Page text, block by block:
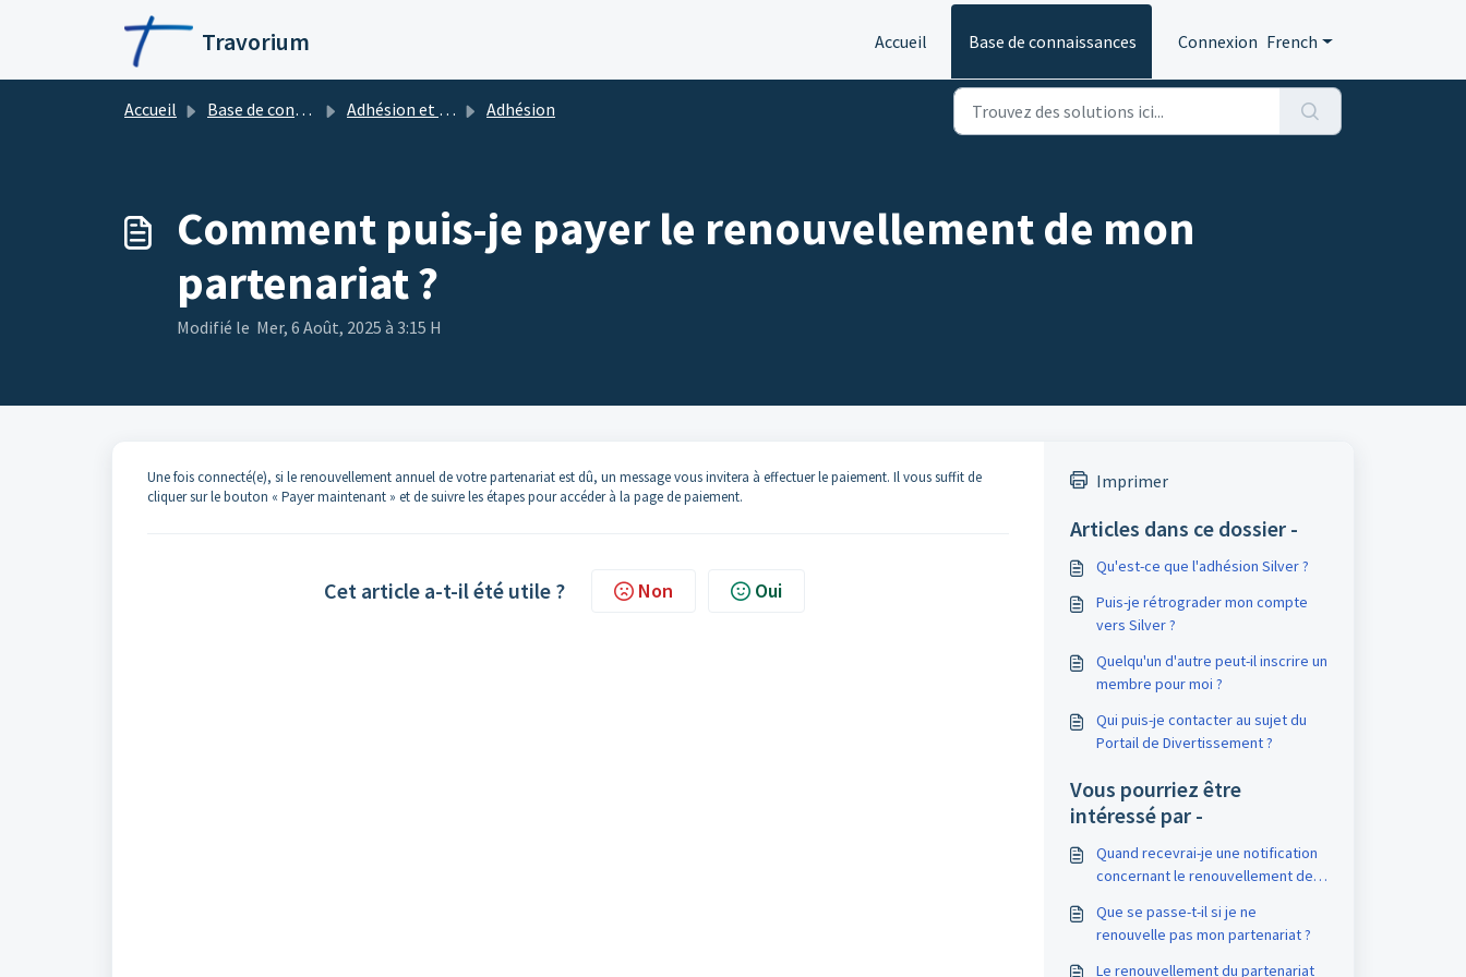
Passer au contenu principal
Travorium Accueil Base de connaissances Connexion French
Accueil Base de connaissances Adhésion et Partenariat Adhésion
Comment puis-je payer le renouvellement de mon
partenariat ?
Modifié le Mer, 6 Août, 2025 à 3:15 H
Une fois connecté(e), si le renouvellement annuel de votre partenariat est dû, un message vous invitera à effectuer le paiement. Il vous suffit de
cliquer sur le bouton « Payer maintenant » et de suivre les étapes pour accéder à la page de paiement.
Cet article a-t-il été utile ? Non Oui
Imprimer
Articles dans ce dossier -
Qu'est-ce que l'adhésion Silver ?
Puis-je rétrograder mon compte
vers Silver ?
Quelqu'un d'autre peut-il inscrire un
membre pour moi ?
Qui puis-je contacter au sujet du
Portail de Divertissement ?
Vous pourriez être
intéressé par -
Quand recevrai-je une notification
concernant le renouvellement de
Que se passe-t-il si je ne
renouvelle pas mon partenariat ?
Le renouvellement du partenariat